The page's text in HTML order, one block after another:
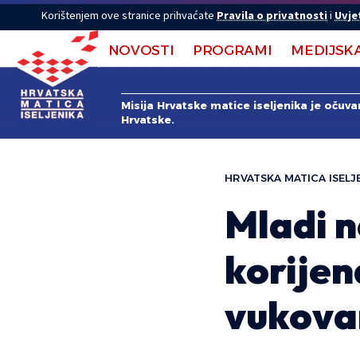
Korištenjem ove stranice prihvaćate Pravila o privatnostii
NOVOSTI PROGRAMI
Misija Hrvatske matice iseljenika je
Hrvatske.
HRVATSKA MATICA
Mladi